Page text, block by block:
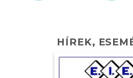
HÍREK,